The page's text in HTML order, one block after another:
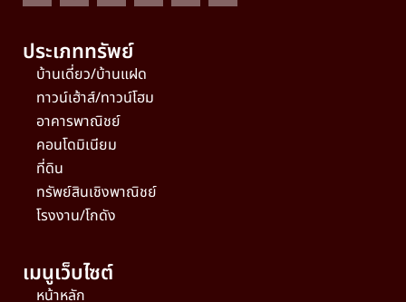
ประเภททรัพย์
บ้านเดี่ยว/บ้านแฝด
ทาวน์เฮ้าส์/ทาวน์โฮม
อาคารพาณิชย์
คอนโดมิเนียม
ที่ดิน
ทรัพย์สินเชิงพาณิชย์
โรงงาน/โกดัง
เมนูเว็บไซต์
หน้าหลัก